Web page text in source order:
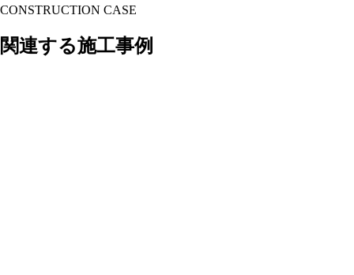
CONSTRUCTION CASE
関連する施工事例